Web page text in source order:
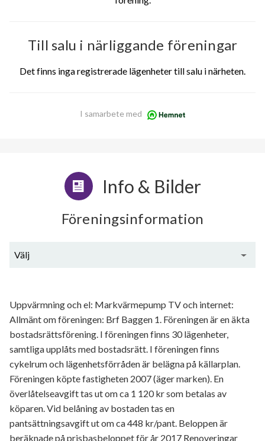
Till salu i närliggande föreningar
Det finns inga registrerade lägenheter till salu i närheten.
I samarbete med
Info & Bilder
Föreningsinformation
Välj
Uppvärmning och el: Markvärmepump TV och internet:
Allmänt om föreningen: Brf Baggen 1. Föreningen är en äkta
bostadsrättsförening. I föreningen finns 30 lägenheter,
samtliga upplåts med bostadsrätt. I föreningen finns
cykelrum och lägenhetsförråden är belägna på källarplan.
Föreningen köpte fastigheten 2007 (äger marken). En
överlåtelseavgift tas ut om ca 1 120 kr som betalas av
köparen. Vid belåning av bostaden tas en
pantsättningsavgift ut om ca 448 kr/pant. Beloppen är
beräknade på prisbasbeloppet för år 2017 Renoveringar